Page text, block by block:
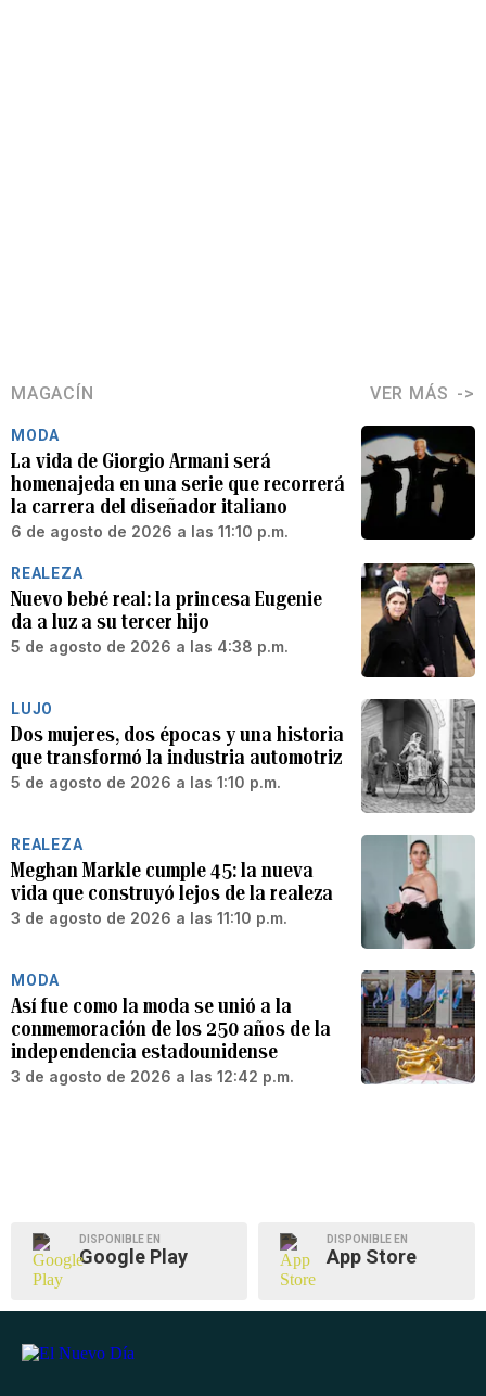
MAGACÍN VER MÁS
MODA
La vida de Giorgio Armani será
homenajeda en una serie que recorrerá
la carrera del diseñador italiano
6 de agosto de 2026 a las 11:10 p.m.
REALEZA
Nuevo bebé real: la princesa Eugenie
da a luz a su tercer hijo
5 de agosto de 2026 a las 4:38 p.m.
LUJO
Dos mujeres, dos épocas y una historia
que transformó la industria automotriz
5 de agosto de 2026 a las 1:10 p.m.
REALEZA
Meghan Markle cumple 45: la nueva
vida que construyó lejos de la realeza
3 de agosto de 2026 a las 11:10 p.m.
MODA
Así fue como la moda se unió a la
conmemoración de los 250 años de la
independencia estadounidense
3 de agosto de 2026 a las 12:42 p.m.
DISPONIBLE EN
Google Play
DISPONIBLE EN
App Store